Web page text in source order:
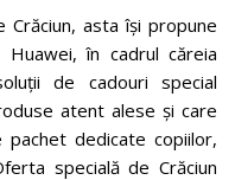
asta își propune
în cadrul căreia
de cadouri special
atent alese și care
dedicate copiilor,
specială de Crăciun